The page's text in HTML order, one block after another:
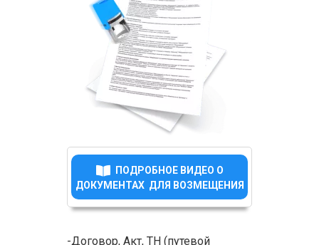
-Договор, Акт, ТН (путевой
ПОДРОБНОЕ ВИДЕО О
ДОКУМЕНТАХ ДЛЯ ВОЗМЕЩЕНИЯ